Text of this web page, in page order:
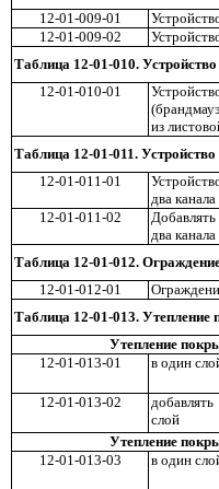
12-01-009-01
12-01-009-02
Таблица 12-01-010.
12-01-010-01
из
Таблица 12-01-011.
12-01-011-01
два канала
12-01-011-02
два
Таблица 12-01-012.
12-01-012-01
Таблица 12-01-013. Утепление
Утепление
12-01-013-01
в один
12-01-013-02
слой
Утепление
12-01-013-03
в один